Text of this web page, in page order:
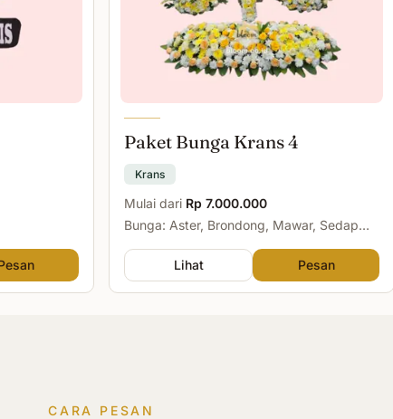
Paket Bunga Krans 4
Krans
Mulai dari Rp 7.000.000
Bunga: Aster, Brondong, Mawar, Sedap
Lihat
Pesan
CARA PESAN